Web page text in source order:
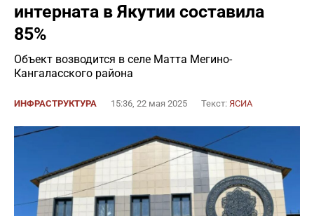
интерната в Якутии составила
85%
Объект возводится в селе Матта Мегино-
Кангаласского района
ИНФРАСТРУКТУРА 15:36, 22 мая 2025 Текст: ЯСИА